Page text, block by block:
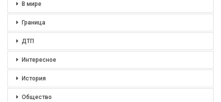
В мире
Граница
ДТП
Интересное
История
Общество